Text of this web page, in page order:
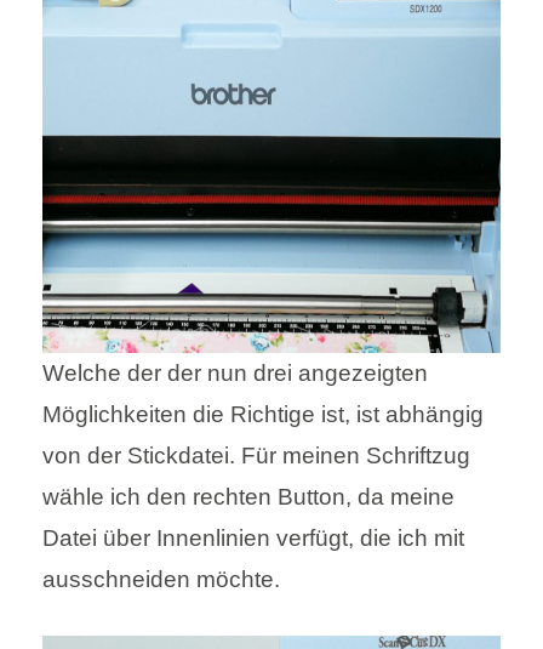
Welche der der nun drei angezeigten
Möglichkeiten die Richtige ist, ist abhängig
von der Stickdatei. Für meinen Schriftzug
wähle ich den rechten Button, da meine
Datei über Innenlinien verfügt, die ich mit
ausschneiden möchte.